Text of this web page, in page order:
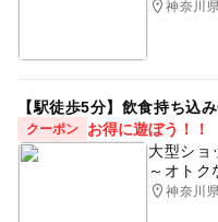
神奈川
【駅徒歩5分】飲食持ち込
クーポン
お得に遊ぼう！！
大型ショ
～オトク
神奈川